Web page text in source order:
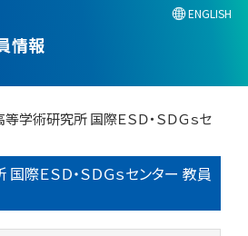
情報
ENGLISH
学術研究所 国際ＥＳＤ・ＳＤＧｓセ
際ＥＳＤ・ＳＤＧｓセンター 教員